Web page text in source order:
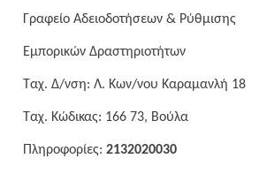
Γραφείο Αδειοδοτήσεων & Ρύθμισης
Εμπορικών Δραστηριοτήτων
Ταχ. Δ/νση: Λ. Κων/νου Καραμανλή 18
Ταχ. Κώδικας: 166 73, Βούλα
Πληροφορίες:2132020030